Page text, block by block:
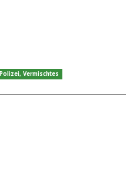
Polizei, Vermischtes